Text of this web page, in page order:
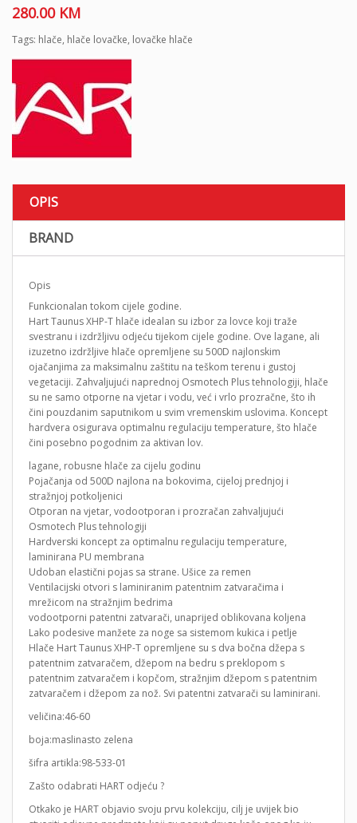
280.00 KM
Tags: hlače, hlače lovačke, lovačke hlače
OPIS
BRAND
Opis
Funkcionalan tokom cijele godine.
Hart Taunus XHP-T hlače idealan su izbor za lovce koji traže
svestranu i izdržljivu odjeću tijekom cijele godine. Ove lagane, ali
izuzetno izdržljive hlače opremljene su 500D najlonskim
ojačanjima za maksimalnu zaštitu na teškom terenu i gustoj
vegetaciji. Zahvaljujući naprednoj Osmotech Plus tehnologiji, hlače
su ne samo otporne na vjetar i vodu, već i vrlo prozračne, što ih
čini pouzdanim saputnikom u svim vremenskim uslovima. Koncept
hardvera osigurava optimalnu regulaciju temperature, što hlače
čini posebno pogodnim za aktivan lov.
lagane, robusne hlače za cijelu godinu
Pojačanja od 500D najlona na bokovima, cijeloj prednjoj i
stražnjoj potkoljenici
Otporan na vjetar, vodootporan i prozračan zahvaljujući
Osmotech Plus tehnologiji
Hardverski koncept za optimalnu regulaciju temperature,
laminirana PU membrana
Udoban elastični pojas sa strane. Ušice za remen
Ventilacijski otvori s laminiranim patentnim zatvaračima i
mrežicom na stražnjim bedrima
vodootporni patentni zatvarači, unaprijed oblikovana koljena
Lako podesive manžete za noge sa sistemom kukica i petlje
Hlače Hart Taunus XHP-T opremljene su s dva bočna džepa s
patentnim zatvaračem, džepom na bedru s preklopom s
patentnim zatvaračem i kopčom, stražnjim džepom s patentnim
zatvaračem i džepom za nož. Svi patentni zatvarači su laminirani.
veličina:46-60
boja:maslinasto zelena
šifra artikla:98-533-01
Zašto odabrati HART odjeću ?
Otkako je HART objavio svoju prvu kolekciju, cilj je uvijek bio